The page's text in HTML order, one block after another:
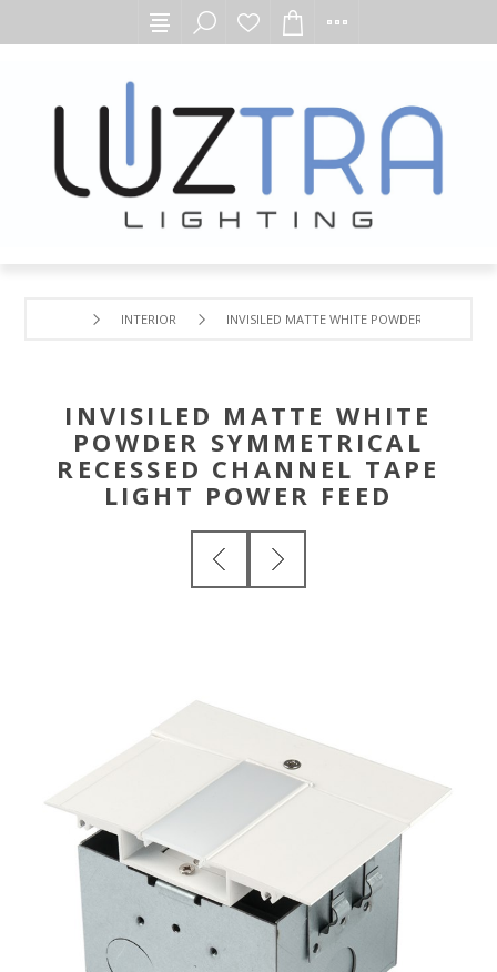
INTERIOR INVISILED MATTE WHITE POWDER
INVISILED MATTE WHITE
POWDER SYMMETRICAL
RECESSED CHANNEL TAPE
LIGHT POWER FEED